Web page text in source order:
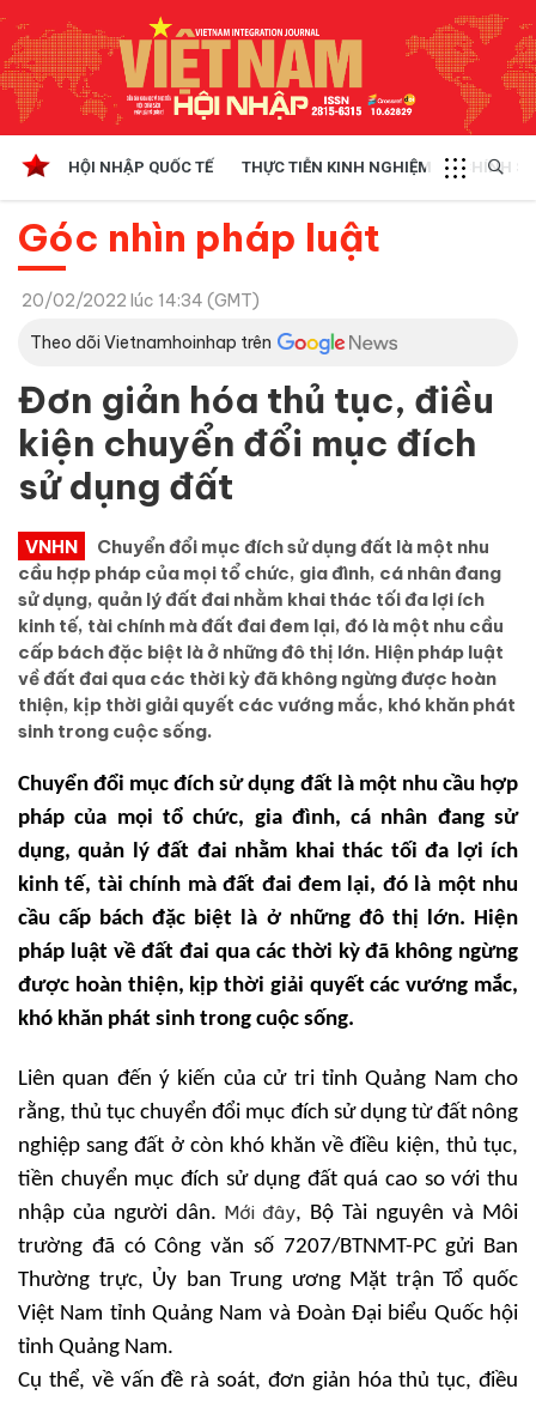
HỘI NHẬP QUỐC TẾ THỰC TIỄN KINH NGHIỆM CHÍNH
Góc nhìn pháp luật
20/02/2022 lúc 14:34 (GMT)
Theo dõi Vietnamhoinhap trên
Đơn giản hóa thủ tục, điều
kiện chuyển đổi mục đích
sử dụng đất
VNHN
Chuyển đổi mục đích sử dụng đất là một nhu
cầu hợp pháp của mọi tổ chức, gia đình, cá nhân đang
sử dụng, quản lý đất đai nhằm khai thác tối đa lợi ích
kinh tế, tài chính mà đất đai đem lại, đó là một nhu cầu
cấp bách đặc biệt là ở những đô thị lớn. Hiện pháp luật
về đất đai qua các thời kỳ đã không ngừng được hoàn
thiện, kịp thời giải quyết các vướng mắc, khó khăn phát
sinh trong cuộc sống.
Chuyển đổi mục đích sử dụng đất là một nhu cầu hợp
pháp của mọi tổ chức, gia đình, cá nhân đang sử
dụng, quản lý đất đai nhằm khai thác tối đa lợi ích
kinh tế, tài chính mà đất đai đem lại, đó là một nhu
cầu cấp bách đặc biệt là ở những đô thị lớn. Hiện
pháp luật về đất đai qua các thời kỳ đã không ngừng
được hoàn thiện, kịp thời giải quyết các vướng mắc,
khó khăn phát sinh trong cuộc sống.
Liên quan đến ý kiến của cử tri tỉnh Quảng Nam cho
rằng, thủ tục chuyển đổi mục đích sử dụng từ đất nông
nghiệp sang đất ở còn khó khăn về điều kiện, thủ tục,
tiền chuyển mục đích sử dụng đất quá cao so với thu
nhập của người dân. Mới đây, Bộ Tài nguyên và Môi
trường đã có Công văn số 7207/BTNMT-PC gửi Ban
Thường trực, Ủy ban Trung ương Mặt trận Tổ quốc
Việt Nam tỉnh Quảng Nam và Đoàn Đại biểu Quốc hội
tỉnh Quảng Nam.
Cụ thể, về vấn đề rà soát, đơn giản hóa thủ tục, điều